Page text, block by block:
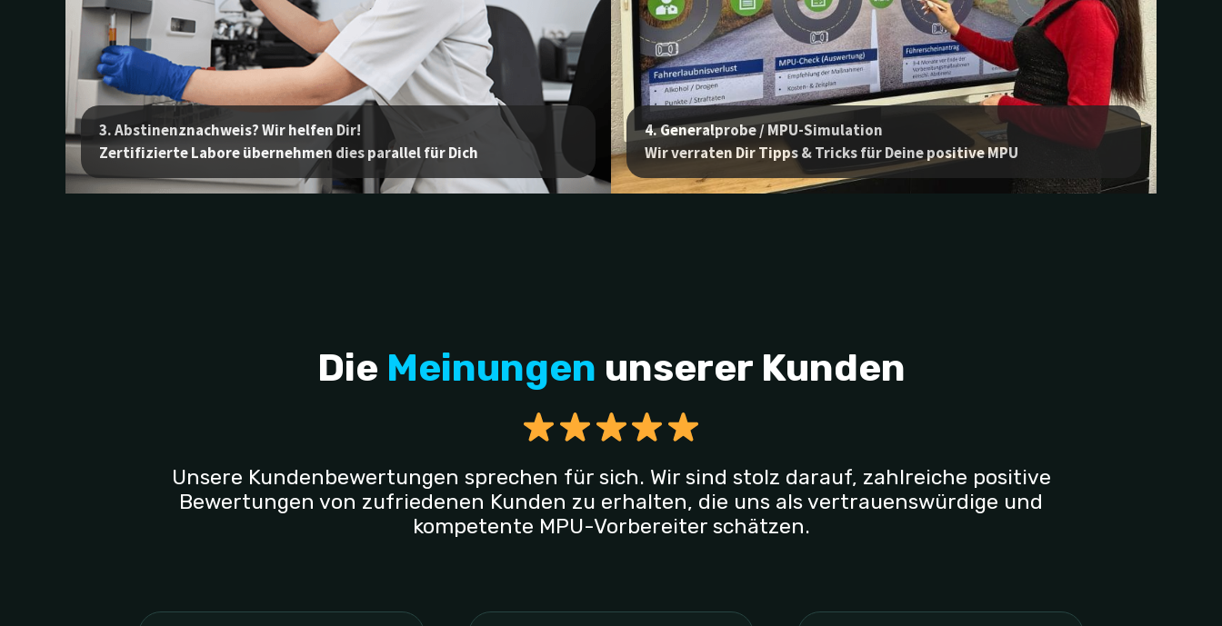
3. Abstinenznachweis? Wir helfen Dir!
Zertifizierte Labore übernehmen dies parallel für Dich
4. Generalprobe / MPU-Simulation
Wir verraten Dir Tipps & Tricks für Deine positive MPU
Die Meinungen unserer Kunden
Unsere Kundenbewertungen sprechen für sich. Wir sind stolz darauf, zahlreiche positive
Bewertungen von zufriedenen Kunden zu erhalten, die uns als vertrauenswürdige und
kompetente MPU-Vorbereiter schätzen.